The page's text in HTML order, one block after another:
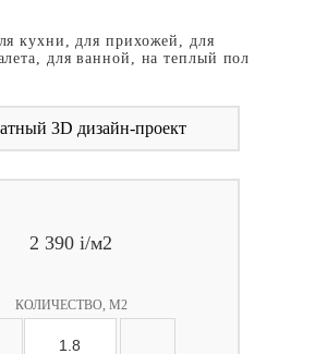
кухни, для прихожей, для
для ванной, на теплый пол
3D дизайн-проект
2 390 i/м2
КОЛИЧЕСТВО, М2